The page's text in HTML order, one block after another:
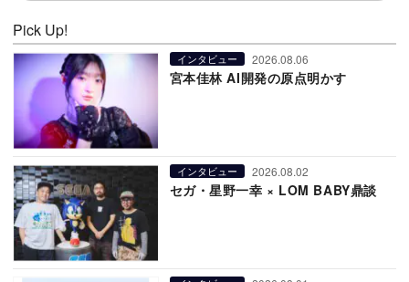
Pick Up!
インタビュー 2026.08.06
宮本佳林 AI開発の原点明かす
インタビュー 2026.08.02
セガ・星野一幸 × LOM BABY鼎談